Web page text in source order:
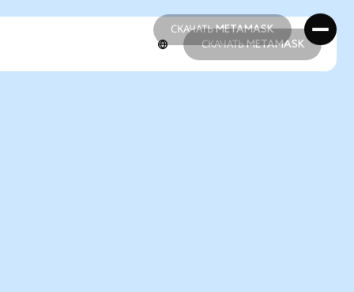
СКАЧАТЬ METAMASK
СКАЧАТЬ METAMASK
СКАЧАТЬ METAMASK